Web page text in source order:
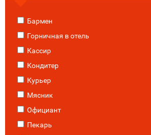
Бармен
Горничная в отель
Кассир
Кондитер
Курьер
Мясник
Официант
Пекарь